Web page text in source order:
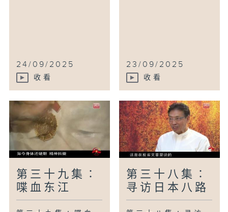
24/09/2025
收看
23/09/2025
收看
第三十九集∶
喋血东江
第三十八集∶
寻访日本八路